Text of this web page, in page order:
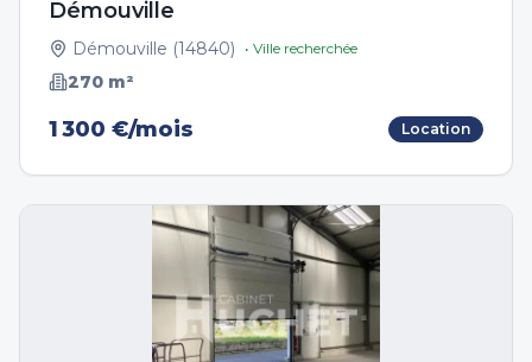
Démouville
Démouville (14840) • Ville recherchée
270 m²
1 300 €/mois Location